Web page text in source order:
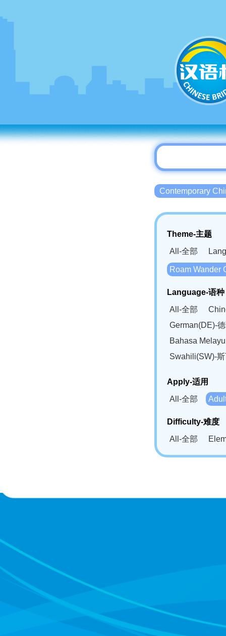
Contemporary
Theme-主题
All-全部
Roam Wander
Language-语种
All-全部
German(DE)-
Bahasa
Swahili(SW)-
Apply-适用
All-全部
Difficulty-难度
All-全部